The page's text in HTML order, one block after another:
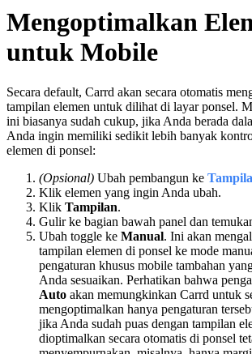
Mengoptimalkan
untuk Mobile
Secara default, Carrd akan secara otomatis
tampilan elemen untuk dilihat di layar ponsel.
ini biasanya sudah cukup, jika Anda berada
Anda ingin memiliki sedikit lebih banyak
elemen di ponsel:
(Opsional) Ubah pembangun ke
Klik elemen yang ingin Anda ubah.
Klik Tampilan.
Gulir ke bagian bawah panel dan
Ubah toggle ke Manual. Ini akan
tampilan elemen di ponsel ke mode
pengaturan khusus mobile tambahan
Anda sesuaikan. Perhatikan bahwa
Auto akan memungkinkan Carrd untuk
mengoptimalkan hanya pengaturan
jika Anda sudah puas dengan tampilan
dioptimalkan secara otomatis di ponsel